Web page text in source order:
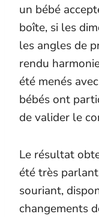
un bébé
boîte, si les
les angles de
rendu
été menés
bébés ont
de valider le
Le résultat
été très
souriant,
changements